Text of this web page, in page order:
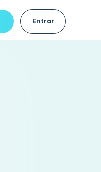
Entrar